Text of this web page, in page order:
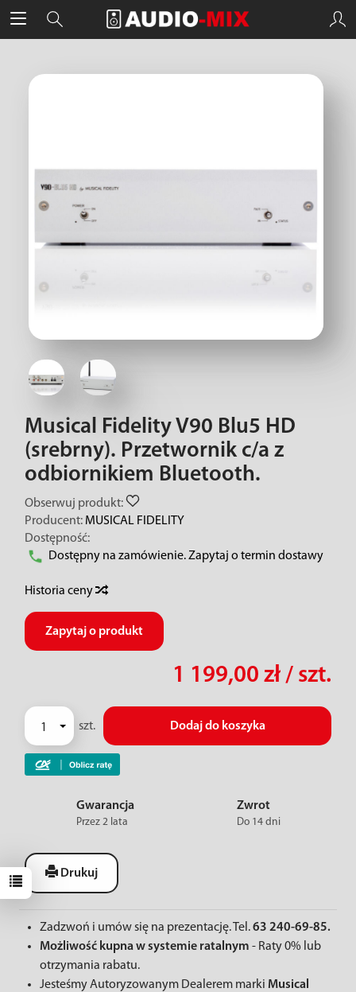
Musical Fidelity V90 Blu5 HD
(srebrny). Przetwornik c/a z
odbiornikiem Bluetooth.
Obserwuj produkt:
Producent: MUSICAL FIDELITY
Dostępność:
Dostępny na zamówienie. Zapytaj o termin dostawy
Historia ceny
Zapytaj o produkt
1 199,00 zł / szt.
szt. Dodaj do koszyka
Gwarancja
Przez 2 lata
Zwrot
Do 14 dni
Drukuj
Zadzwoń i umów się na prezentację. Tel.63 240-69-85.
Możliwość kupna w systemie ratalnym - Raty 0% lub
otrzymania rabatu.
Jesteśmy Autoryzowanym Dealerem marki Musical